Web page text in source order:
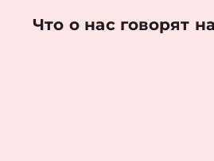
Что о нас говорят